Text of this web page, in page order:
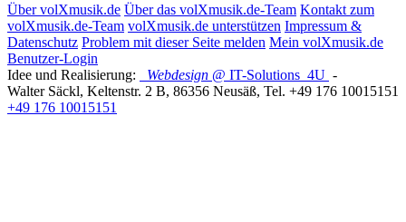
Über volXmusik.de Über das volXmusik.de-Team Kontakt zum
volXmusik.de-Team volXmusik.de unterstützen Impressum &
Datenschutz Problem mit dieser Seite melden Mein volXmusik.de
Benutzer-Login
Idee und Realisierung:
Webdesign @ IT-Solutions 4U -
Walter Säckl, Keltenstr. 2 B, 86356 Neusäß, Tel. +49 176 10015151
+49 176 10015151